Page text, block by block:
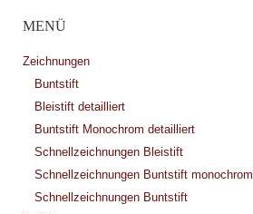
MENÜ
Zeichnungen
Buntstift
Bleistift detailliert
Buntstift Monochrom detailliert
Schnellzeichnungen Bleistift
Schnellzeichnungen Buntstift monochrom
Schnellzeichnungen Buntstift